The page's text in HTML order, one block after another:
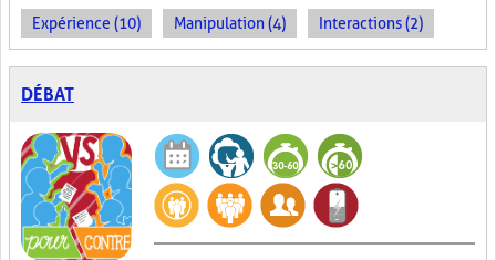
Expérience (10) Manipulation (4) Interactions (2)
DÉBAT